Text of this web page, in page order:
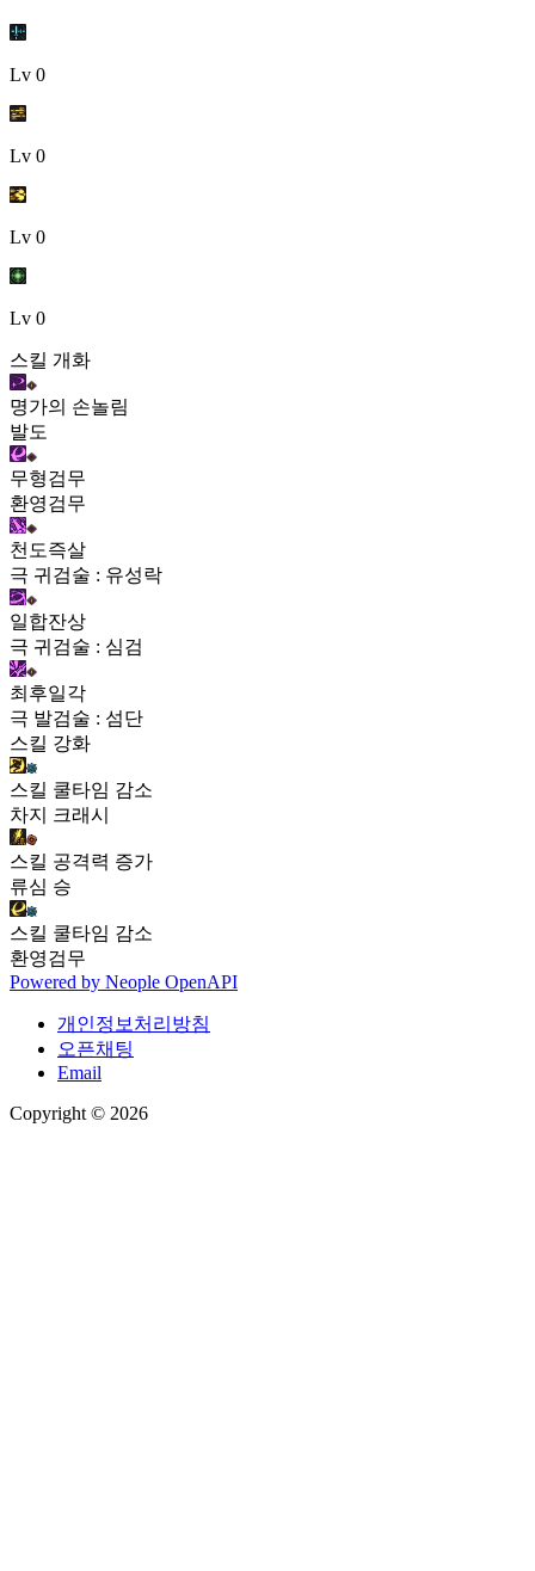
Lv 0
Lv 0
Lv 0
Lv 0
스킬 개화
명가의 손놀림
발도
무형검무
환영검무
천도즉살
극 귀검술 : 유성락
일합잔상
극 귀검술 : 심검
최후일각
극 발검술 : 섬단
스킬 강화
스킬 쿨타임 감소
차지 크래시
스킬 공격력 증가
류심 승
스킬 쿨타임 감소
환영검무
Powered by Neople OpenAPI
개인정보처리방침
오픈채팅
Email
Copyright © 2026